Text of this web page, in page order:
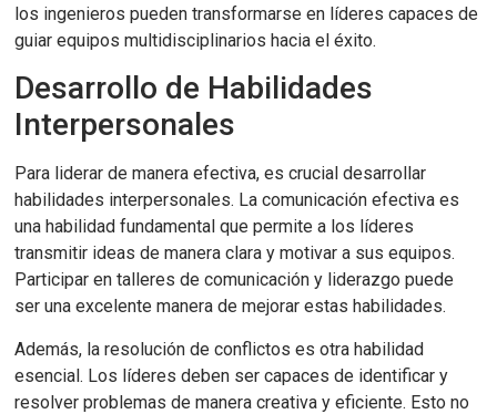
los ingenieros pueden transformarse en líderes capaces de
guiar equipos multidisciplinarios hacia el éxito.
Desarrollo de Habilidades
Interpersonales
Para liderar de manera efectiva, es crucial desarrollar
habilidades interpersonales. La comunicación efectiva es
una habilidad fundamental que permite a los líderes
transmitir ideas de manera clara y motivar a sus equipos.
Participar en talleres de comunicación y liderazgo puede
ser una excelente manera de mejorar estas habilidades.
Además, la resolución de conflictos es otra habilidad
esencial. Los líderes deben ser capaces de identificar y
resolver problemas de manera creativa y eficiente. Esto no